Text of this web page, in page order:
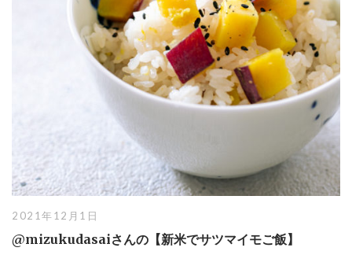
2021年12月1日
@mizukudasaiさんの【新米でサツマイモご飯】